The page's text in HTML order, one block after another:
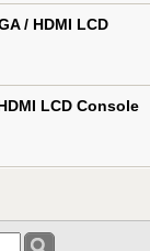
/ HDMI LCD
LCD Console